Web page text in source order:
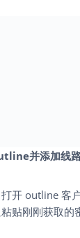
并添加线路
开 outline 客
贴刚刚获取的